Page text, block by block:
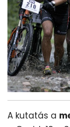
A kutatás a